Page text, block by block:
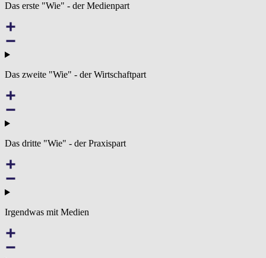
Das erste "Wie" - der Medienpart
Das zweite "Wie" - der Wirtschaftpart
Das dritte "Wie" - der Praxispart
Irgendwas mit Medien